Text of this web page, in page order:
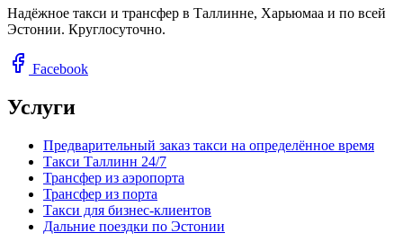
Надёжное такси и трансфер в Таллинне, Харьюмаа и по всей
Эстонии. Круглосуточно.
Facebook
Услуги
Предварительный заказ такси на определённое время
Такси Таллинн 24/7
Трансфер из аэропорта
Трансфер из порта
Такси для бизнес-клиентов
Дальние поездки по Эстонии